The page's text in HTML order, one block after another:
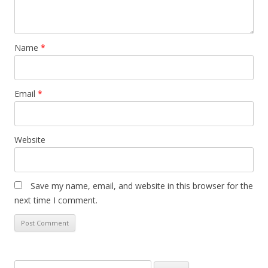
Name *
Email *
Website
Save my name, email, and website in this browser for the
next time I comment.